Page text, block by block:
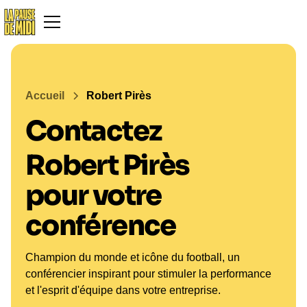
Accueil Robert Pirès
Contactez
Robert Pirès
pour votre
conférence
Champion du monde et icône du football, un
conférencier inspirant pour stimuler la performance
et l'esprit d'équipe dans votre entreprise.